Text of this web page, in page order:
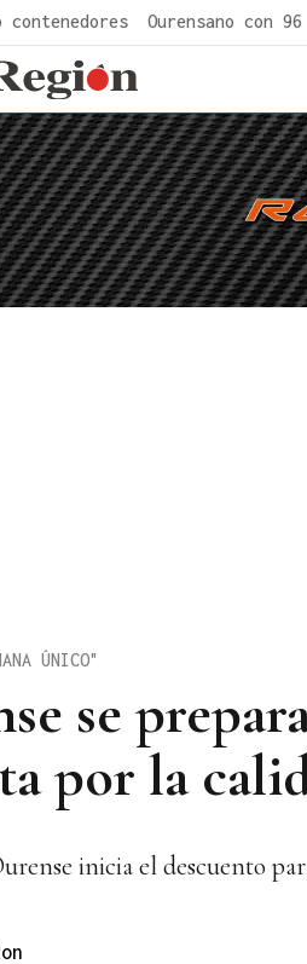
contenedores Ourensano con
se
por la
ÚNICO"
inicia el descuento